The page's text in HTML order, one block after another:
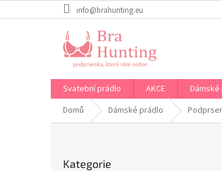
na
info@brahunting.eu
Svatební prádlo AKCE
Domů
Dámské prádlo
kategorie
Kategorie